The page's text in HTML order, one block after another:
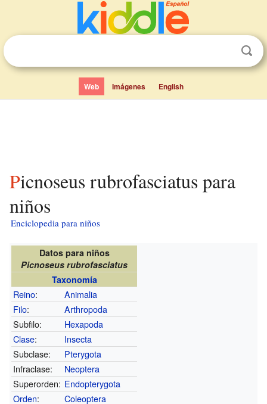
Web Imágenes English
Picnoseus rubrofasciatus para
niños
Enciclopedia para niños
Datos para niños
Picnoseus rubrofasciatus
Taxonomía
Reino:
Animalia
Filo:
Arthropoda
Subfilo:
Hexapoda
Clase:
Insecta
Subclase:
Pterygota
Infraclase:
Neoptera
Superorden: Endopterygota
Orden:
Coleoptera